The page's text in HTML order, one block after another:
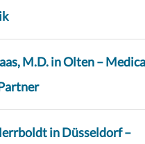
M.D. in Olten –
in Düsseldorf –